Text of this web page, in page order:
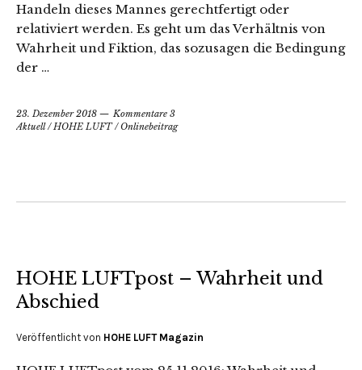
Handeln dieses Mannes gerechtfertigt oder
relativiert werden. Es geht um das Verhältnis von
Wahrheit und Fiktion, das sozusagen die Bedingung
der …
23. Dezember 2018
Kommentare 3
Aktuell/HOHE LUFT/Onlinebeitrag
HOHE LUFTpost – Wahrheit und
Abschied
Veröffentlicht von HOHE LUFT Magazin